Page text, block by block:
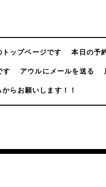
ップページです 本日の予
す アウルにメールを送る
らお願いします！！